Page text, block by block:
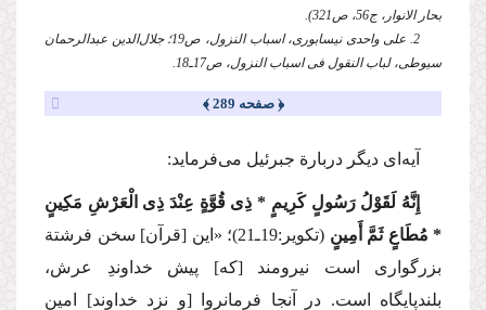
بحار الانوار، ج56، ص321).
2. علی ‌واحدی نیسابوری، اسباب النزول، ص19؛ جلال‌الدین عبدالرحمان
سیوطی، لباب النقول فی اسباب النزول، ص17ـ18.
﴿ صفحه 289 ﴾
آیه‌ای دیگر دربارة جبرئیل می‌فرماید:
إِنَّهُ لَقَوْلُ رَسُولٍ كَرِیمٍ * ذِی قُوَّةٍ عِنْدَ ذِی الْعَرْشِ مَكِینٍ
* مُطَاعٍ ثَمَّ أَمِینٍ (تكویر:19ـ21)؛
«این [قرآن] سخن فرشتة
بزرگواری است نیرومند [كه] پیش خداوندِ عرش،
بلندپایگاه است. در آنجا فرمانروا [و نزد خداوند] امین